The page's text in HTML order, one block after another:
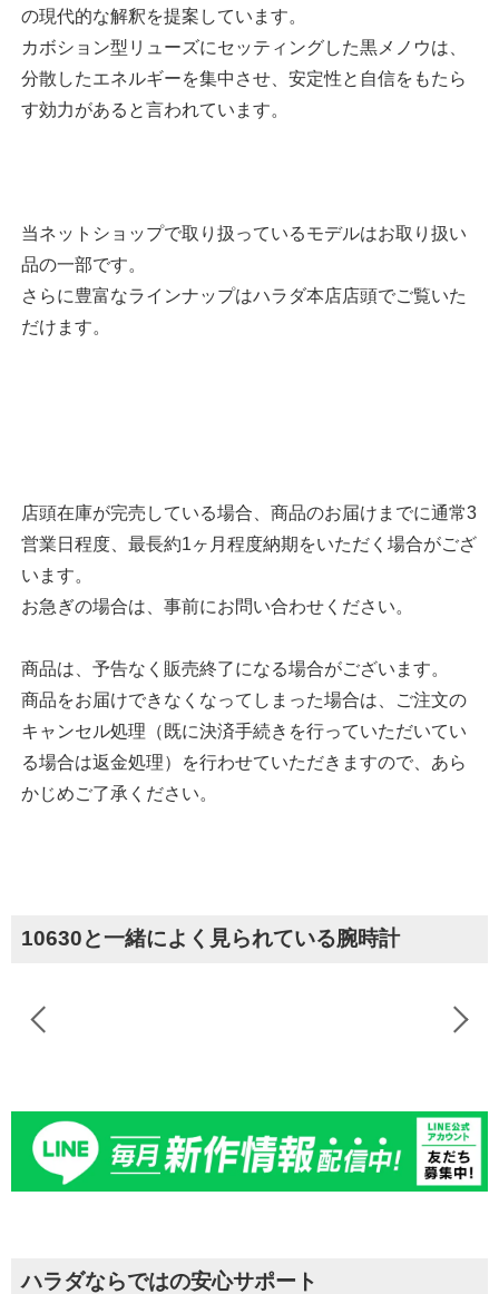
の現代的な解釈を提案しています。
カボション型リューズにセッティングした黒メノウは、
分散したエネルギーを集中させ、安定性と自信をもたら
す効力があると言われています。
当ネットショップで取り扱っているモデルはお取り扱い
品の一部です。
さらに豊富なラインナップはハラダ本店店頭でご覧いた
だけます。
店頭在庫が完売している場合、商品のお届けまでに通常3
営業日程度、最長約1ヶ月程度納期をいただく場合がござ
います。
お急ぎの場合は、事前にお問い合わせください。
商品は、予告なく販売終了になる場合がございます。
商品をお届けできなくなってしまった場合は、ご注文の
キャンセル処理（既に決済手続きを行っていただいてい
る場合は返金処理）を行わせていただきますので、あら
かじめご了承ください。
10630と一緒によく見られている腕時計
ハラダならではの安心サポート